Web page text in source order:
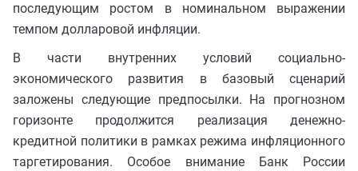
последующим ростом в номинальном выражении
темпом долларовой инфляции.
В части внутренних условий социально-
экономического развития в базовый сценарий
заложены следующие предпосылки. На прогнозном
горизонте продолжится реализация денежно-
кредитной политики в рамках режима инфляционного
таргетирования. Особое внимание Банк России